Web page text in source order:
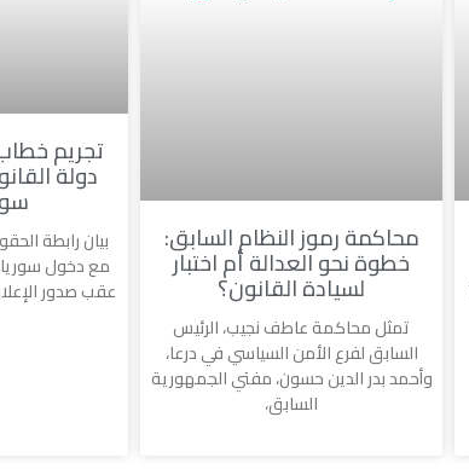
محاكمة رموز النظام السابق:
خطوة نحو العدالة أم اختبار
لسيادة القانون؟
تمثل محاكمة عاطف نجيب، الرئيس
السابق لفرع الأمن السياسي في درعا،
وأحمد بدر الدين حسون، مفتي الجمهورية
السابق،
تجريم
دولة
بيان رابطة
مع دخول سوريا
عقب صدور